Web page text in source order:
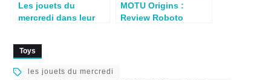
Les jouets du
mercredi dans leur
Buzz-Off
MOTU Origins :
Review Roboto
Toys
les jouets du mercredi